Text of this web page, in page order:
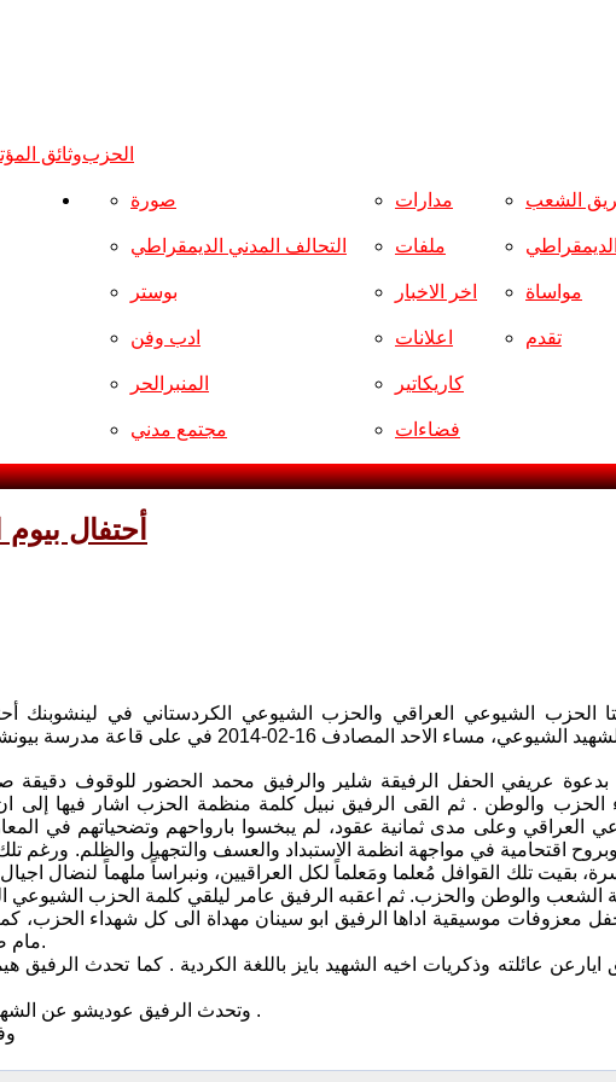
الحزبوثائق
صورة
التحالف المدني الديمقراطي
بوستر
ادب وفن
المنبرالحر
مجتمع مدني
مدارات
ملفات
اخر الاخبار
اعلانات
كاريكاتير
فضاءات
الشعب
الديمقراطي
مواساة
تقدم
أحتفال
الحزب الشيوعي العراقي والحزب الشيوعي الكردستاني في لينشوبنك
بمناسبة يوم الشهيد الشيوعي، مساء الاحد المصادف 16-02-2014 في على
بدعوة عريفي الحفل الرفيقة شلير والرفيق محمد الحضور للوقوف
الحزب والوطن . ثم القى الرفيق نبيل كلمة منظمة الحزب اشار فيها إلى
العراقي وعلى مدى ثمانية عقود، لم يبخسوا بارواحهم وتضحياتهم في
اقتحامية في مواجهة انظمة الاستبداد والعسف والتجهيل والظلم.
بقيت تلك القوافل مُعلما ومَعلماً لكل العراقيين، ونبراساً ملهماً لنضال اجيال
معزوفات موسيقية اداها الرفيق ابو سينان مهداة الى كل شهداء الحزب، كما
مام صالح وابو علي عن مآثر الشهداء ومنهم الشهيدة عاية ياسين.
ايارعن عائلته وذكريات اخيه الشهيد بايز باللغة الكردية . كما تحدث
وتحدث الرفيق عوديشو عن الشهيد ابو سرمد اول شهيد معركة في بهدينان في حرب الانصار .